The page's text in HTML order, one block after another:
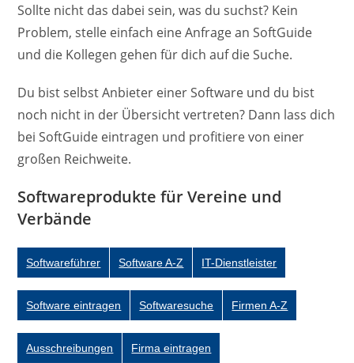
Sollte nicht das dabei sein, was du suchst? Kein
Problem, stelle einfach eine Anfrage an SoftGuide
und die Kollegen gehen für dich auf die Suche.
Du bist selbst Anbieter einer Software und du bist
noch nicht in der Übersicht vertreten? Dann lass dich
bei SoftGuide eintragen und profitiere von einer
großen Reichweite.
Softwareprodukte für Vereine und
Verbände
Softwareführer Software A-Z IT-Dienstleister
Software eintragen Softwaresuche Firmen A-Z
Ausschreibungen Firma eintragen